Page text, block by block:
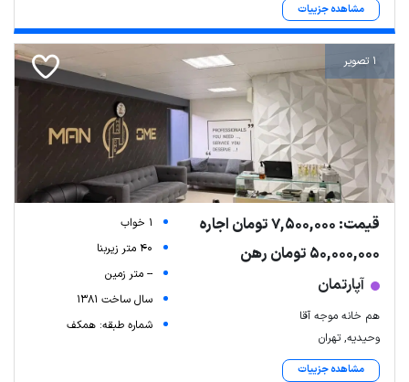
مشاهده جزییات
1 تصویر
قیمت: 7,500,000 تومان اجاره
50,000,000 تومان رهن
آپارتمان
هم خانه موجه آقا
وحیدیه, تهران
مشاهده جزییات
1 خواب
40 متر زیربنا
-- متر زمین
سال ساخت 1381
شماره طبقه: همکف